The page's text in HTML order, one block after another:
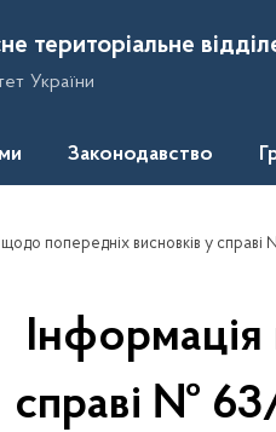
територіальне
України
Законодавство
висновків у справі № 63/5-01-55-2026 про порушення законодавства про
справі №